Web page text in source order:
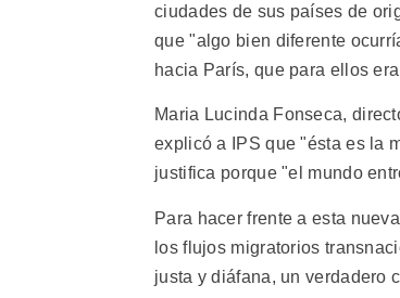
ciudades de sus países de
que "algo bien diferente
hacia París, que para ellos
Maria Lucinda Fonseca,
explicó a IPS que "ésta es la
justifica porque "el mundo
Para hacer frente a esta
los flujos migratorios
justa y diáfana, un verdadero